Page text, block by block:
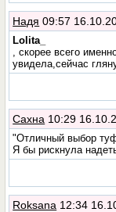
Надя 09:57
Lolita_
, скорее всего
увидела,сейчас
Сахна 10:29
"Отличный выбор
Я бы рискнула
Roksana 12:34